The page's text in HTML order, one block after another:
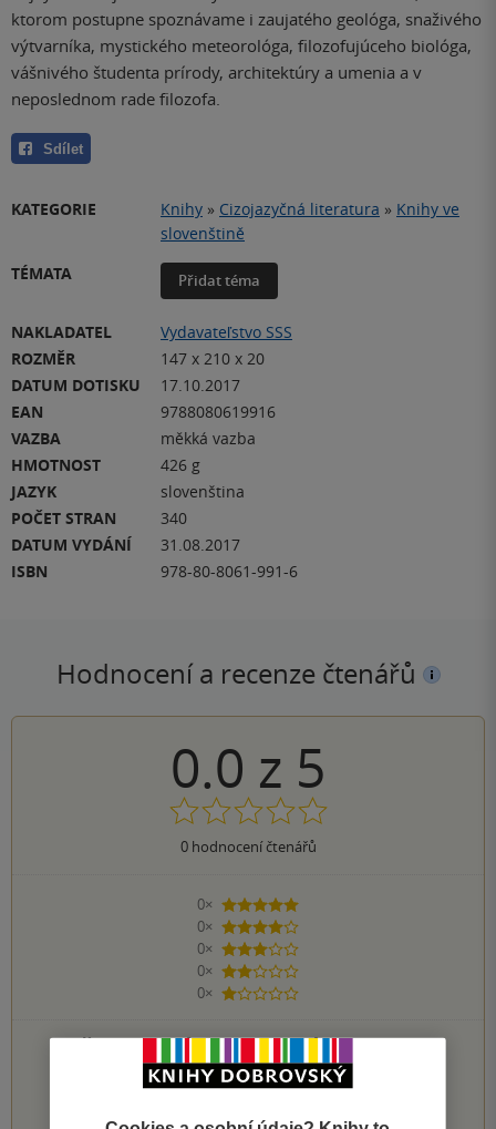
ktorom postupne spoznávame i zaujatého geológa, snaživého
výtvarníka, mystického meteorológa, filozofujúceho biológa,
vášnivého študenta prírody, architektúry a umenia a v
neposlednom rade filozofa.
Sdílet
KATEGORIE Knihy » Cizojazyčná literatura » Knihy ve
slovenštině
TÉMATA
Přidat téma
NAKLADATEL
Vydavateľstvo SSS
ROZMĚR
147 x 210 x 20
DATUM DOTISKU
17.10.2017
EAN
9788080619916
VAZBA
měkká vazba
HMOTNOST
426 g
JAZYK
slovenština
POČET STRAN
340
DATUM VYDÁNÍ
31.08.2017
ISBN
978-80-8061-991-6
Hodnocení a recenze čtenářů
0.0 z 5
0hodnocení čtenářů
0×
5 hvězdiček
0×
4 hvězdičky
0×
3 hvězdičky
0×
2 hvězdičky
0×
1 hvezdička
1 2 3 4 5